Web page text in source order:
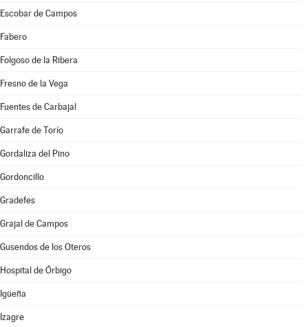
Escobar de Campos
Fabero
Folgoso de la Ribera
Fresno de la Vega
Fuentes de Carbajal
Garrafe de Torío
Gordaliza del Pino
Gordoncillo
Gradefes
Grajal de Campos
Gusendos de los Oteros
Hospital de Órbigo
Igüeña
Izagre